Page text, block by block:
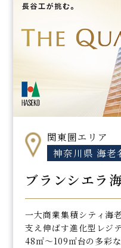
関東圏エリア
神奈川県 海老
ブランシエラ
一大商業集積シティ海
支え伸ばす進化型レジ
48㎡～109㎡台の多彩